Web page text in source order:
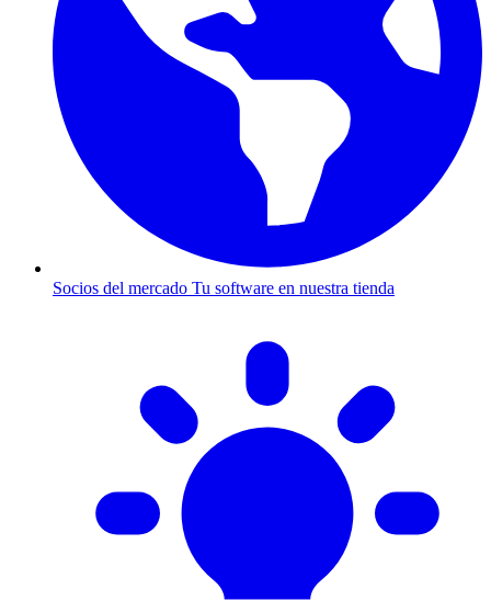
Socios del mercado Tu software en nuestra tienda